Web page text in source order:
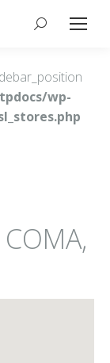
Buscar:
wp-